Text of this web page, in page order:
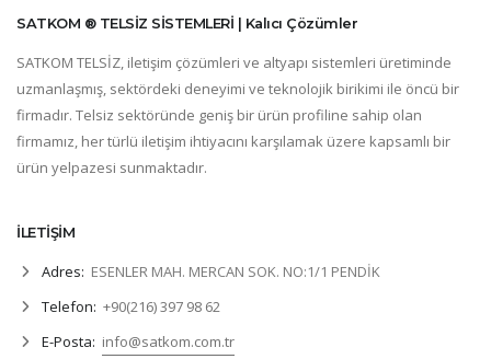
SATKOM ® TELSİZ SİSTEMLERİ | Kalıcı Çözümler
SATKOM TELSİZ, iletişim çözümleri ve altyapı sistemleri üretiminde
uzmanlaşmış, sektördeki deneyimi ve teknolojik birikimi ile öncü bir
firmadır. Telsiz sektöründe geniş bir ürün profiline sahip olan
firmamız, her türlü iletişim ihtiyacını karşılamak üzere kapsamlı bir
ürün yelpazesi sunmaktadır.
İLETİŞİM
Adres: ESENLER MAH. MERCAN SOK. NO:1/1 PENDİK
Telefon: +90(216) 397 98 62
E-Posta: info@satkom.com.tr